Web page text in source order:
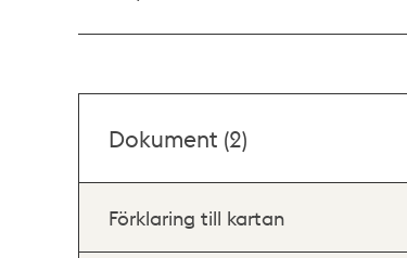
Dokument (2)
Förklaring till kartan